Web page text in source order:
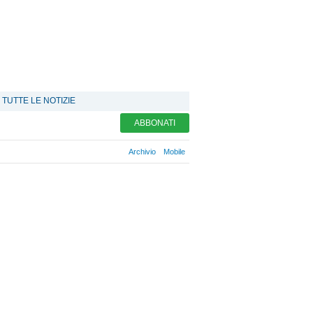
TUTTE LE NOTIZIE
ABBONATI
Archivio Mobile